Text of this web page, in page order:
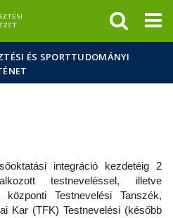
a
ÉS SPORTTUDOMÁNYI
integráció kezdetéig 2
testneveléssel, illetve
Testnevelési Tanszék,
Kar (TFK) Testnevelési (később